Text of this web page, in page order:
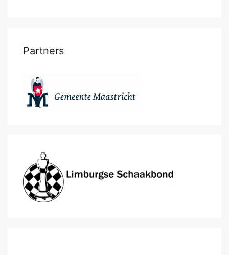
Partners